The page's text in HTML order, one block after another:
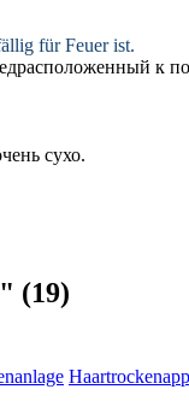
für Feuer ist.
к
сухо.
(19)